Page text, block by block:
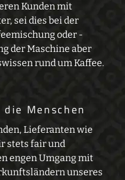
Kunden mit
sei dies bei der
oder -
der Maschine aber
rund um Kaffee.
Menschen
Lieferanten wie
stets fair und
engen Umgang mit
unseres